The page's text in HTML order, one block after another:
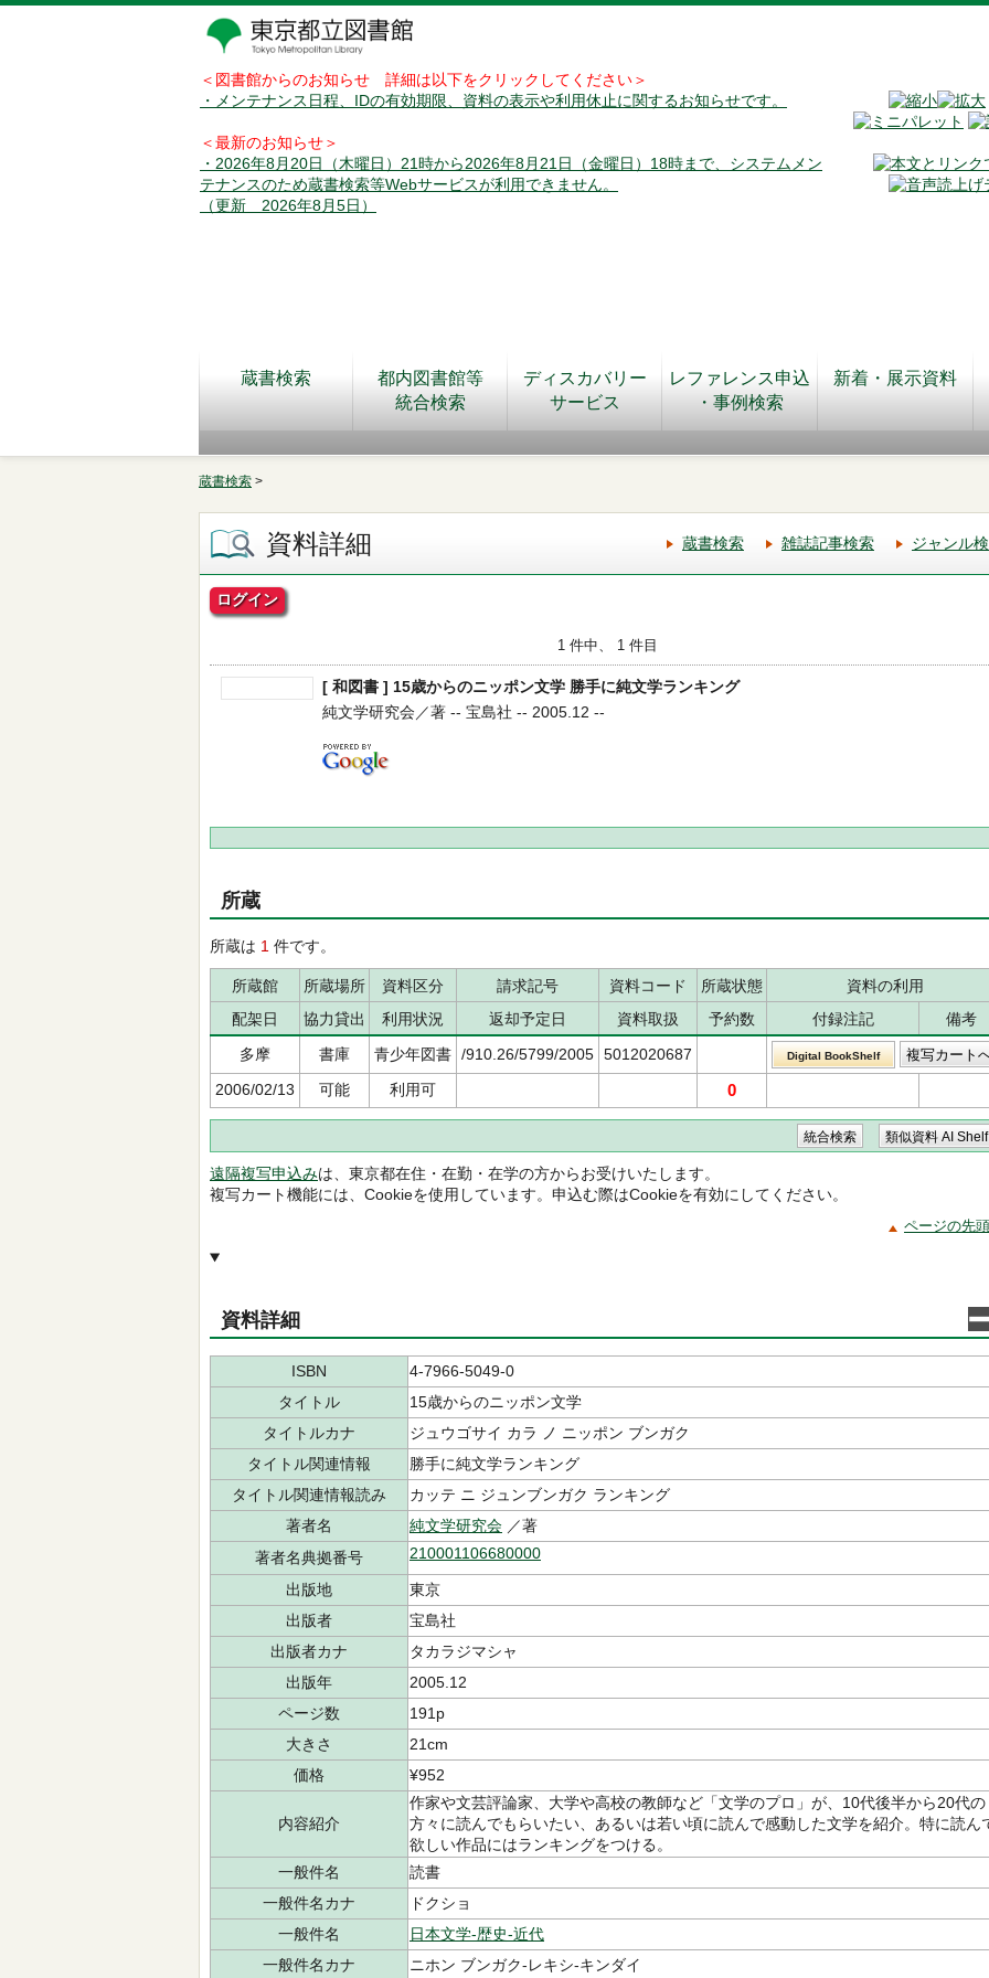
＜図書館からのお知らせ 詳細は以下をクリックしてください＞
・メンテナンス日程、IDの有効期限、資料の表示や利用休止に関するお知らせです。
＜最新のお知らせ＞
・2026年8月20日（木曜日）21時から2026年8月21日（金曜日）18時まで、システムメン
テナンスのため蔵書検索等Webサービスが利用できません。
（更新 2026年8月5日）
蔵書検索
都内図書館等
統合検索
ディスカバリー
サービス
レファレンス申込
・事例検索
新着・展示資料
蔵書検索 >
資料詳細 蔵書検索 雑誌記事検索 ジャンル
ログイン
1 件中、 1 件目
[ 和図書 ] 15歳からのニッポン文学 勝手に純文学ランキング
純文学研究会／著 -- 宝島社 -- 2005.12 --
所蔵
所蔵は 1 件です。
所蔵館 所蔵場所 資料区分 請求記号 資料コード 所蔵状態
資料の利用
配架日
協力貸出 利用状況 返却予定日 資料取扱 予約数 付録注記
備考
多摩
書庫 青少年図書 /910.26/5799/2005 5012020687 Digital BookShelf
2006/02/13 可能 利用可 0
遠隔複写申込みは、東京都在住・在勤・在学の方からお受けいたします。
複写カート機能には、Cookieを使用しています。申込む際はCookieを有効にしてください。
ページの先
資料詳細
ISBN
4-7966-5049-0
タイトル
15歳からのニッポン文学
タイトルカナ
ジュウゴサイ カラ ノ ニッポン ブンガク
タイトル関連情報
勝手に純文学ランキング
タイトル関連情報読み
カッテ ニ ジュンブンガク ランキング
著者名
純文学研究会 ／著
著者名典拠番号
210001106680000
出版地
東京
出版者
宝島社
出版者カナ
タカラジマシャ
出版年
2005.12
ページ数
191p
大きさ
21cm
価格
¥952
内容紹介
作家や文芸評論家、大学や高校の教師など「文学のプロ」が、10代後半から20代の
方々に読んでもらいたい、あるいは若い頃に読んで感動した文学を紹介。特に読ん
欲しい作品にはランキングをつける。
一般件名
読書
一般件名カナ
ドクショ
一般件名
日本文学-歴史-近代
一般件名カナ
ニホン ブンガク-レキシ-キンダイ